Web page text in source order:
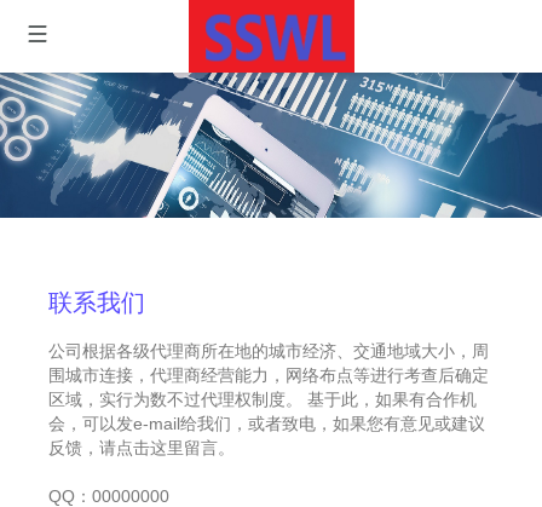
联系我们
公司根据各级代理商所在地的城市经济、交通地域大小，周
围城市连接，代理商经营能力，网络布点等进行考查后确定
区域，实行为数不过代理权制度。 基于此，如果有合作机
会，可以发e-mail给我们，或者致电，如果您有意见或建议
反馈，请点击这里留言。
QQ：00000000